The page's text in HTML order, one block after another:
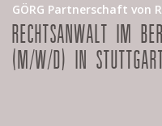
GÖRG Partnerschaft von
RECHTSANWALT IM
(M/W/D) IN